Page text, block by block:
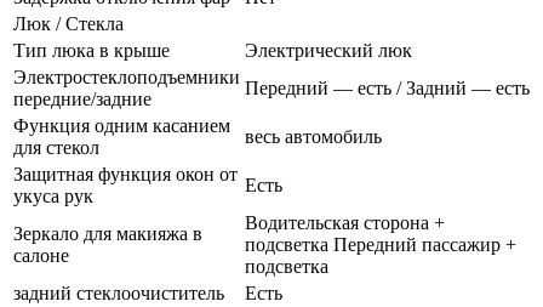
Люк / Стекла
Тип люка в крыше
Электрический люк
Электростеклоподъемники
передние/задние
Передний — есть / Задний — есть
Функция одним касанием
для стекол
весь автомобиль
Защитная функция окон от
укуса рук
Есть
Зеркало для макияжа в
салоне
Водительская сторона +
подсветка Передний пассажир +
подсветка
задний стеклоочиститель
Есть